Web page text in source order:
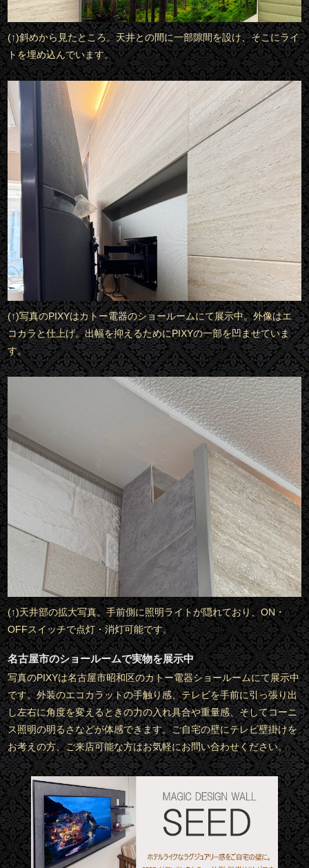
(↑)斜めから見たところ。天井との間に一部隙間を設け、そこにライ
トを埋め込んでいます。
(↑)写真のPIXYはカトー電器のショールームにて展示中。外像はエ
コカラと仕上げ。出幅を抑えるためにPIXYの一部を凹ませていま
す。
(↑)天井部の拡大写真。手前側に照明ライトが隠れており、ON・
OFFスイッチで点灯・消灯可能です。
名古屋市のショールームで実物を展示中
写真のPIXYは名古屋市昭和区のカトー電器ショールームにて展示中
です。外装のエコカラットの手触り感、テレビを手前に引っ張り出
し左右に角度を変えるときの力の入れ具合や重量感、そしてコーニ
ス照明の明るさなどが体感できます。ご自宅の壁にテレビ壁掛けを
お考えの方、ご来店可能な方はお気軽にお問い合わせください。